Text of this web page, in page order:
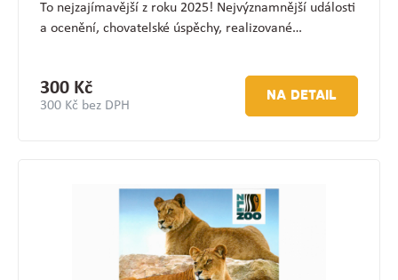
To nejzajímavější z roku 2025! Nejvýznamnější události
a ocenění, chovatelské úspěchy, realizované…
300 Kč
300 Kč bez DPH
NA DETAIL